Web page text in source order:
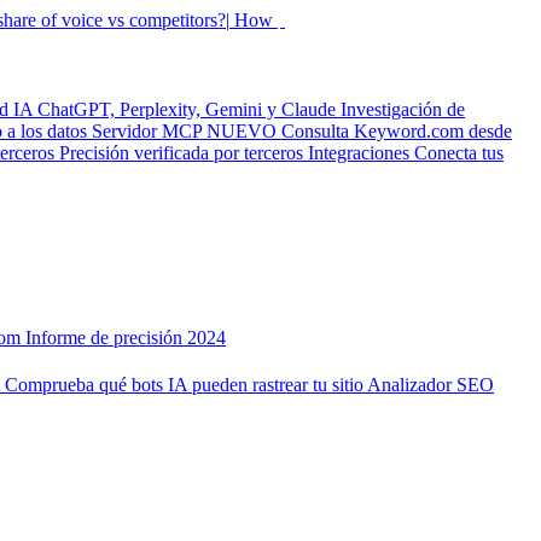
of voice vs competitors?| How did my rankings move
IA ChatGPT, Perplexity, Gemini y Claude Investigación de
los datos Servidor MCPNUEVO Consulta Keyword.com desde
Precisión verificada por terceros Integraciones Conecta tus
Informe de precisión 2024
Comprueba qué bots IA pueden rastrear tu sitio Analizador SEO